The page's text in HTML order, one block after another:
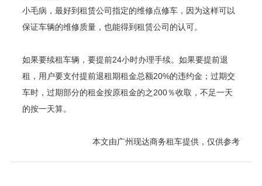
小毛病，最好到租赁公司指定的维修点修车，因为这样可以
保证车辆的维修质量，也能得到租赁公司的认可。
如果要续租车辆，要提前24小时办理手续。如果要提前退
租，用户要支付提前退租期租金总额20%的违约金；过期交
车时，过期部分的租金按原租金的之200％收取，不足一天
的按一天算。
本文由广州现达商务租车提供，仅供参考